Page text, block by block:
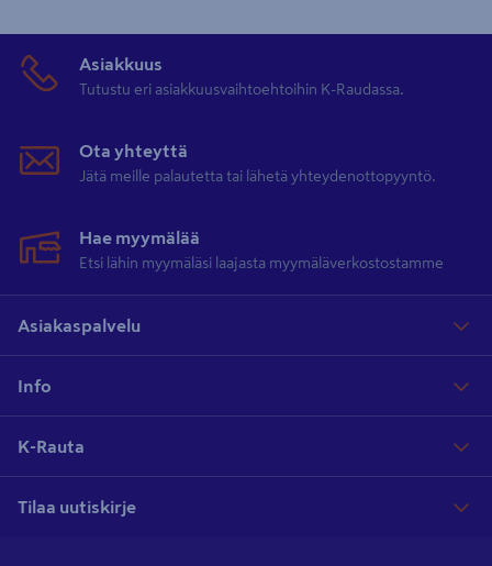
Asiakkuus
Tutustu eri asiakkuusvaihtoehtoihin K-Raudassa.
Ota yhteyttä
Jätä meille palautetta tai lähetä yhteydenottopyyntö.
Hae myymälää
Etsi lähin myymäläsi laajasta myymäläverkostostamme
Asiakaspalvelu
Info
K-Rauta
Tilaa uutiskirje